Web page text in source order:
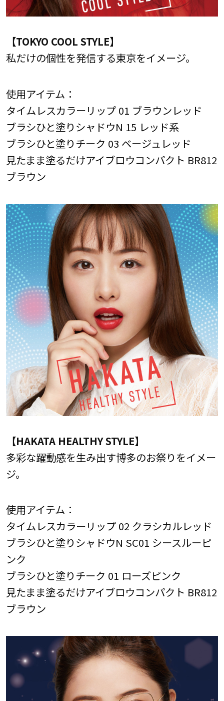
【TOKYO COOL STYLE】
私だけの個性を発信する東京をイメージ。
使用アイテム：
タイムレスカラーリップ 01 ブラウンレッド
ブラシひと塗りシャドウN 15 レッド系
ブラシひと塗りチーク 03 ベージュレッド
見たまま塗るだけアイブロウコンパクト BR812
ブラウン
【HAKATA HEALTHY STYLE】
多彩な躍動感を生み出す博多のお祭りをイメー
ジ。
使用アイテム：
タイムレスカラーリップ 02 クラシカルレッド
ブラシひと塗りシャドウN SC01 シースルーピ
ンク
ブラシひと塗りチーク 01 ローズピンク
見たまま塗るだけアイブロウコンパクト BR812
ブラウン